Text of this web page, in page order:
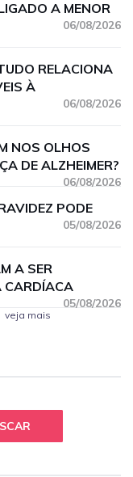
A MENOR
06/08/2026
RELACIONA
À
06/08/2026
NOS OLHOS
DE ALZHEIMER?
06/08/2026
PODE
05/08/2026
A SER
CARDÍACA
05/08/2026
veja mais